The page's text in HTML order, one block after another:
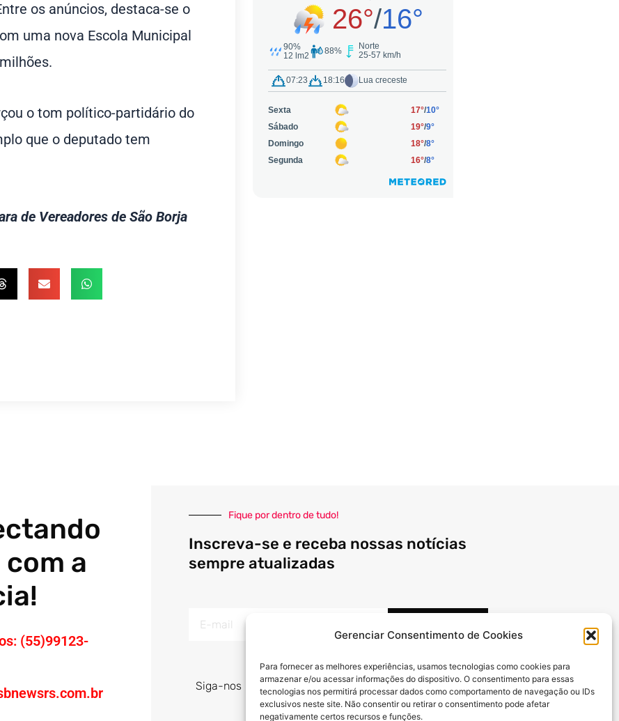
Gerenciar Consentimento de Cookies
Para fornecer as melhores experiências, usamos tecnologias como cookies para
armazenar e/ou acessar informações do dispositivo. O consentimento para essas
tecnologias nos permitirá processar dados como comportamento de navegação ou IDs
exclusivos neste site. Não consentir ou retirar o consentimento pode afetar
negativamente certos recursos e funções.
os anúncios, destaca-se o
uma nova Escola Municipal
o tom político-partidário do
que o deputado tem
de Vereadores de São Borja
a
(55)99123-
Fique por dentro de tudo!
Inscreva-se e receba nossas notícias
sempre atualizadas
Siga-nos
F
a
c
e
I
n
s
t
Y
o
u
t